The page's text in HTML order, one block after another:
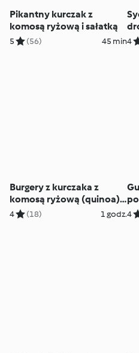
Pikantny kurczak z
komosą ryżową i sałatką
5 (56) 45 min4
Burgery z kurczaka z
komosą ryżową (quinoa) i
chia
4 (18) 1 godz.4